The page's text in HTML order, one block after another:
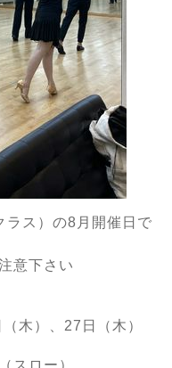
ラス）の8月開催日で
意下さい
木）、27日（木）
ロー）